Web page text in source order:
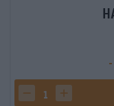
-
decrease quantity
increase